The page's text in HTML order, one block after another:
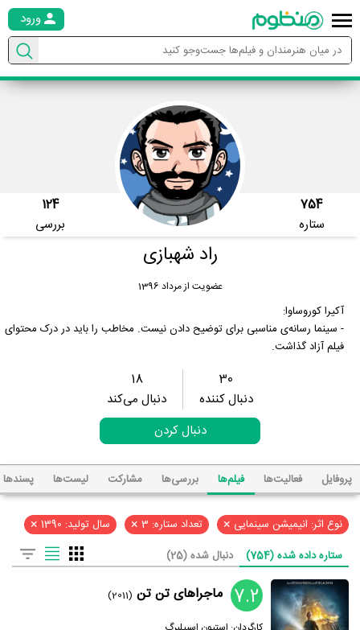
ورود
754
ستاره
124
بررسی
راد شهبازی
عضویت از مرداد 1396
آکیرا کوروساوا:
- سینما رسانه‌ی مناسبی برای توضیح دادن نیست. مخاطب را باید در درک محتوای
فیلم آزاد گذاشت.
30
دنبال کننده
18
دنبال می‌کند
دنبال کردن
پروفایل فعالیت‌ها فیلم‌ها بررسی‌ها مشارکت لیست‌ها پسند‌ها
نوع اثر: انیمیشن سینمایی × تعداد ستاره: 3 × سال تولید: 1390 ×
ستاره داده شده (754) دنبال شده (25)
7.2 ماجراهای تن تن (2011)